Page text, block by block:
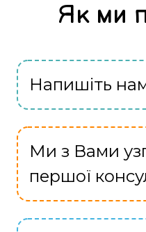
Як ми
Напишіть
Ми з Вами
першої